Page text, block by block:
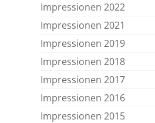
Impressionen 2022
Impressionen 2021
Impressionen 2019
Impressionen 2018
Impressionen 2017
Impressionen 2016
Impressionen 2015